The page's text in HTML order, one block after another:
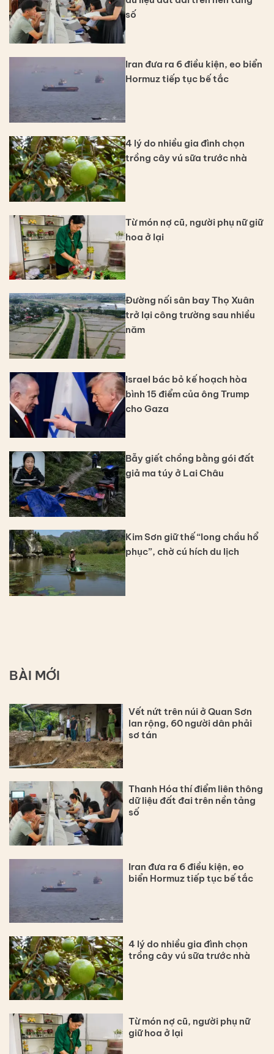
số
Iran đưa ra 6 điều kiện, eo biển
Hormuz tiếp tục bế tắc
4 lý do nhiều gia đình chọn
trồng cây vú sữa trước nhà
Từ món nợ cũ, người phụ nữ giữ
hoa ở lại
Đường nối sân bay Thọ Xuân
trở lại công trường sau nhiều
năm
Israel bác bỏ kế hoạch hòa
bình 15 điểm của ông Trump
cho Gaza
Bẫy giết chồng bằng gói đất
giả ma túy ở Lai Châu
Kim Sơn giữ thế “long chầu hổ
phục”, chờ cú hích du lịch
BÀI MỚI
Vết nứt trên núi ở Quan Sơn
lan rộng, 60 người dân phải
sơ tán
Thanh Hóa thí điểm liên thông
dữ liệu đất đai trên nền tảng
số
Iran đưa ra 6 điều kiện, eo
biển Hormuz tiếp tục bế tắc
4 lý do nhiều gia đình chọn
trồng cây vú sữa trước nhà
Từ món nợ cũ, người phụ nữ
giữ hoa ở lại